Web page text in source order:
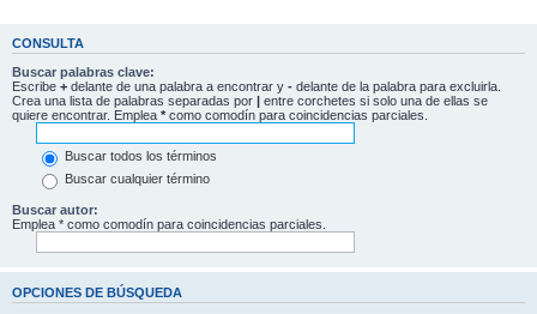
CONSULTA
Buscar palabras clave:
Escribe + delante de una palabra a encontrar y - delante de la palabra para excluirla.
Crea una lista de palabras separadas por
entre corchetes si solo una de ellas se
quiere encontrar. Emplea * como comodín para coincidencias parciales.
Buscar todos los términos
Buscar cualquier término
Buscar autor:
Emplea * como comodín para coincidencias parciales.
OPCIONES DE BÚSQUEDA